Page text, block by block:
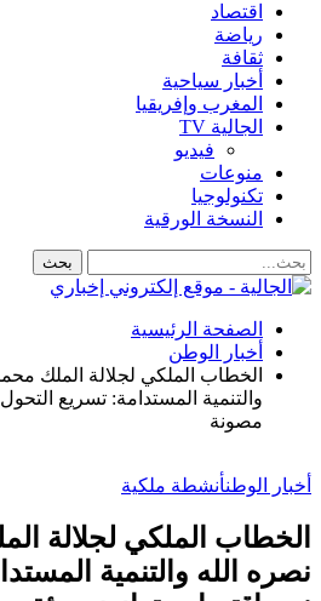
اقتصاد
رياضة
ثقافة
أخبار سياحية
المغرب وإفريقيا
الجالية TV
فيديو
منوعات
تكنولوجيا
النسخة الورقية
الصفحة الرئيسية
أخبار الوطن
الخطاب الملكي لجلالة الملك
والتنمية المستدامة: تسريع
مصونة
أخبار الوطنأنشطة ملكية
الخطاب الملكي لجلالة
نصره الله والتنمية